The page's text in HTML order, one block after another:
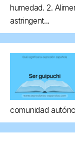
humedad. 2.
astringent...
comunidad